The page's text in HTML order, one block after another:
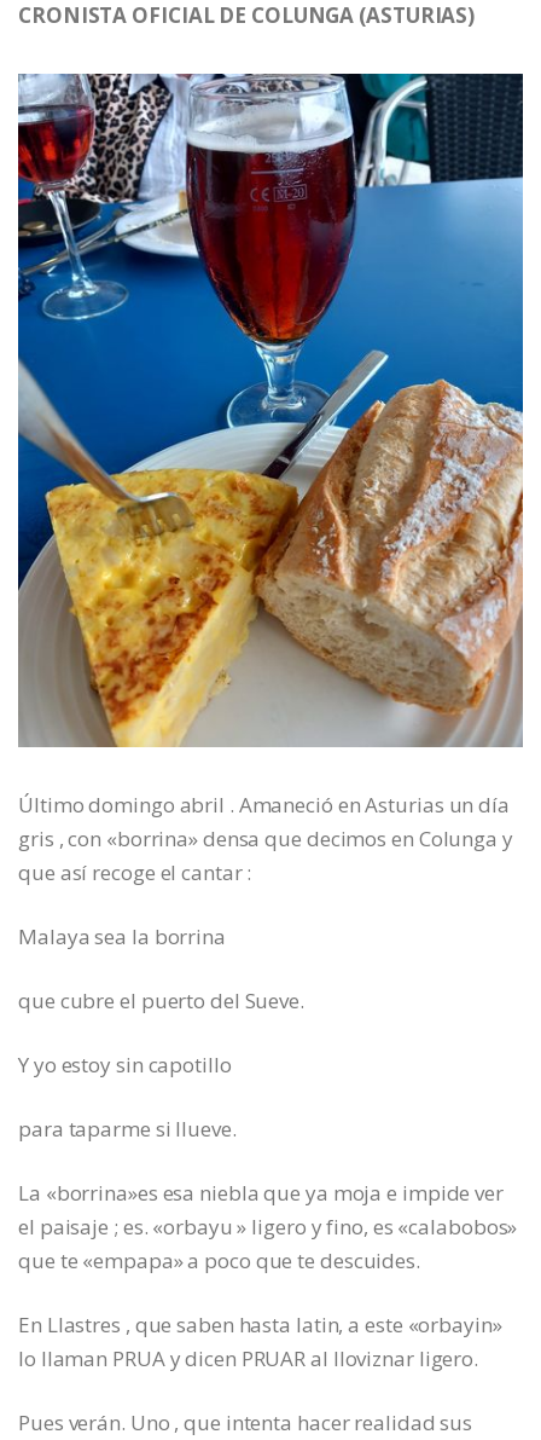
CRONISTA OFICIAL DE COLUNGA (ASTURIAS)
Último domingo abril . Amaneció en Asturias un día
gris , con «borrina» densa que decimos en Colunga y
que así recoge el cantar :
Malaya sea la borrina
que cubre el puerto del Sueve.
Y yo estoy sin capotillo
para taparme si llueve.
La «borrina»es esa niebla que ya moja e impide ver
el paisaje ; es. «orbayu » ligero y fino, es «calabobos»
que te «empapa» a poco que te descuides.
En Llastres , que saben hasta latin, a este «orbayin»
lo llaman PRUA y dicen PRUAR al lloviznar ligero.
Pues verán. Uno , que intenta hacer realidad sus